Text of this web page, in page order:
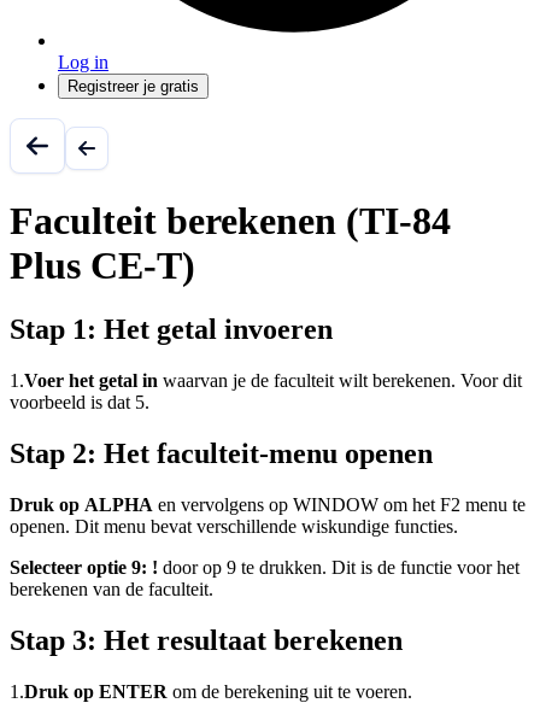
Log in
Registreer je gratis
Faculteit berekenen (TI-84
Plus CE-T)
Stap 1: Het getal invoeren
1.Voer het getal in waarvan je de faculteit wilt berekenen. Voor dit
voorbeeld is dat 5.
Stap 2: Het faculteit-menu openen
Druk op ALPHA en vervolgens op WINDOW om het F2 menu te
openen. Dit menu bevat verschillende wiskundige functies.
Selecteer optie 9: ! door op 9 te drukken. Dit is de functie voor het
berekenen van de faculteit.
Stap 3: Het resultaat berekenen
1.Druk op ENTER om de berekening uit te voeren.